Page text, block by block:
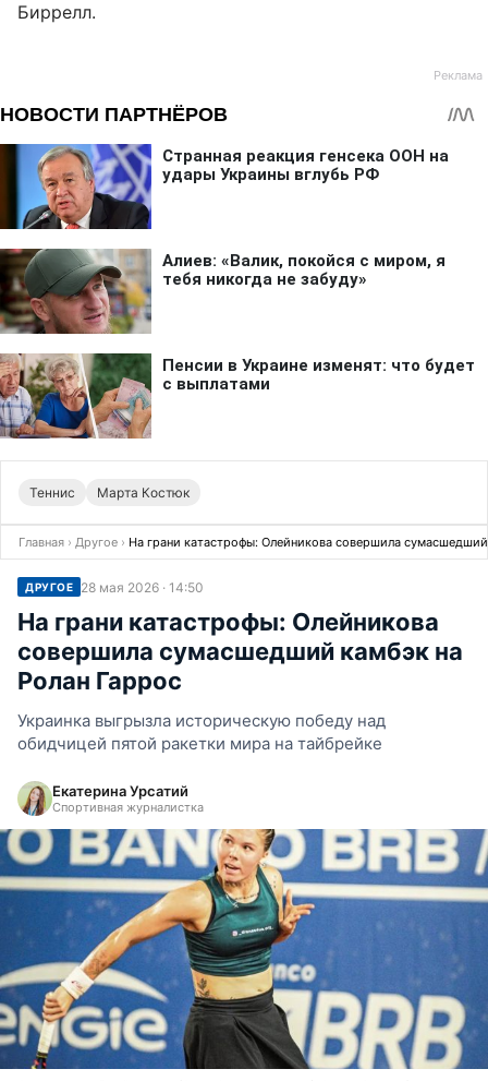
Биррелл.
Теннис Марта Костюк
Главная › Другое › На грани катастрофы: Олейникова совершила
ДРУГОЕ 28 мая 2026 · 14:50
На грани катастрофы: Олейникова
совершила сумасшедший камбэк на
Ролан Гаррос
Украинка выгрызла историческую победу над
обидчицей пятой ракетки мира на тайбрейке
Екатерина Урсатий
Спортивная журналистка